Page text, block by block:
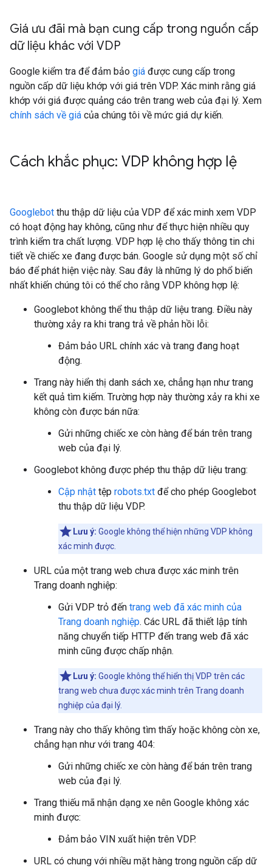
Giá ưu đãi mà bạn cung cấp trong nguồn cấp
dữ liệu khác với VDP
Google kiểm tra để đảm bảo giá được cung cấp trong
nguồn cấp dữ liệu khớp với giá trên VDP. Xác minh rằng giá
khớp với giá được quảng cáo trên trang web của đại lý. Xem
chính sách về giá của chúng tôi về mức giá dự kiến.
Cách khắc phục: VDP không hợp lệ
Googlebot thu thập dữ liệu của VDP để xác minh xem VDP
có hoạt động hay không, cũng như để thực hiện nhiều quy
trình kiểm tra chất lượng. VDP hợp lệ cho thấy thông tin chi
tiết về chiếc xe đang được bán. Google sử dụng một số chỉ
báo để phát hiện việc này. Sau đây là những lý do phổ biến
nhất khiến chúng tôi có thể cho rằng VDP không hợp lệ:
Googlebot không thể thu thập dữ liệu trang. Điều này
thường xảy ra khi trang trả về phản hồi lỗi:
Đảm bảo URL chính xác và trang đang hoạt
động.
Trang này hiển thị danh sách xe, chẳng hạn như trang
kết quả tìm kiếm. Trường hợp này thường xảy ra khi xe
không còn được bán nữa:
Gửi những chiếc xe còn hàng để bán trên trang
web của đại lý.
Googlebot không được phép thu thập dữ liệu trang:
Cập nhật tệp robots.txt để cho phép Googlebot
thu thập dữ liệu VDP.
Lưu ý: Google không thể hiện những VDP không
xác minh được.
URL của một trang web chưa được xác minh trên
Trang doanh nghiệp:
Gửi VDP trỏ đến trang web đã xác minh của
Trang doanh nghiệp. Các URL đã thiết lập tính
năng chuyển tiếp HTTP đến trang web đã xác
minh cũng được chấp nhận.
Lưu ý: Google không thể hiển thị VDP trên các
trang web chưa được xác minh trên Trang doanh
nghiệp của đại lý.
Trang này cho thấy không tìm thấy hoặc không còn xe,
chẳng hạn như với trang 404:
Gửi những chiếc xe còn hàng để bán trên trang
web của đại lý.
Trang thiếu mã nhận dạng xe nên Google không xác
minh được:
Đảm bảo VIN xuất hiện trên VDP.
URL có chung với nhiều mặt hàng trong nguồn cấp dữ